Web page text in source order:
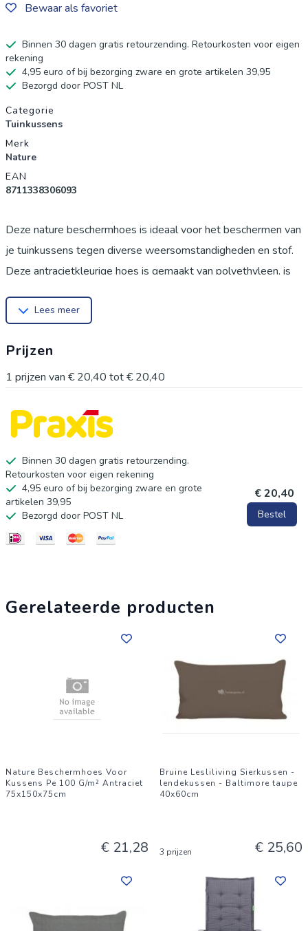
Bewaar als favoriet
Binnen 30 dagen gratis retourzending. Retourkosten voor eigen
rekening
4,95 euro of bij bezorging zware en grote artikelen 39,95
Bezorgd door POST NL
Productgegevens
Categorie
Tuinkussens
Merk
Nature
EAN
8711338306093
Deze nature beschermhoes is ideaal voor het beschermen van
je tuinkussens tegen diverse weersomstandigheden en stof.
Deze antracietkleurige hoes is gemaakt van polyethyleen, is
een afmeting van 128 x 57 x 37 cm.
Lees meer
Prijzen
1 prijzen van € 20,40 tot€ 20,40
Binnen 30 dagen gratis retourzending.
Retourkosten voor eigen rekening
4,95 euro of bij bezorging zware en grote
artikelen 39,95
Bezorgd door POST NL
€ 20,40
Bestel
Gerelateerde producten
Nature Beschermhoes Voor
Kussens Pe 100 G/m² Antraciet
75x150x75cm
€ 21,28
Bruine Lesliliving Sierkussen -
lendekussen - Baltimore taupe
40x60cm
3 prijzen € 25,60